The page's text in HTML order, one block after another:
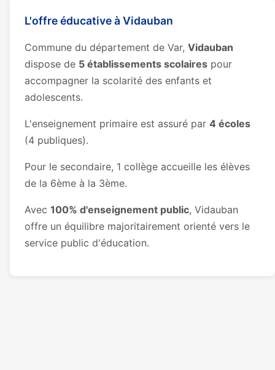
L'offre éducative à Vidauban
Commune du département de Var, Vidauban
dispose de 5 établissements scolaires pour
accompagner la scolarité des enfants et
adolescents.
L'enseignement primaire est assuré par 4 écoles
(4 publiques).
Pour le secondaire, 1 collège accueille les élèves
de la 6ème à la 3ème.
Avec 100% d'enseignement public, Vidauban
offre un équilibre majoritairement orienté vers le
service public d'éducation.